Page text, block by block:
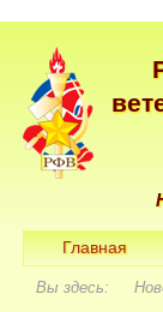
Главная
Вы здесь: